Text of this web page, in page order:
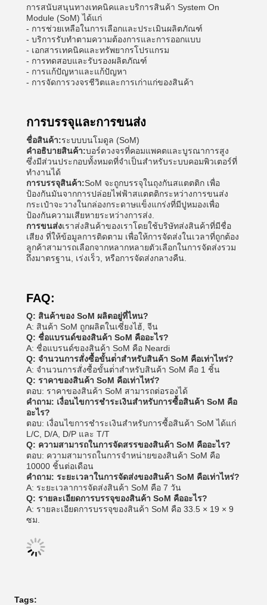
การสนับสนุนทางเทคนิคและบริการสินค้า System On
Module (SoM) ได้แก่
- การช่วยเหลือในการเลือกและประเมินผลิตภัณฑ์
- บริการรับทําตามความต้องการและการออกแบบ
- เอกสารเทคนิคและทรัพยากรโปรแกรม
- การทดสอบและรับรองผลิตภัณฑ์
- การแก้ปัญหาและแก้ปัญหา
- การจัดการวงจรชีวิตและการเก่าแก่ของสินค้า
การบรรจุและการขนส่ง
ชื่อสินค้า:ระบบบนโมดูล (SoM)
คําอธิบายสินค้า:บอร์ดวงจรที่คอมแพคตและบูรณาการสูง
ซึ่งมีส่วนประกอบทั้งหมดที่จําเป็นสําหรับระบบคอมพิวเตอร์ที่
ทํางานได้
การบรรจุสินค้า:SoM จะถูกบรรจุในถุงกันสแตตติก เพื่อ
ป้องกันมันจากการปล่อยไฟฟ้าสแตตติกระหว่างการขนส่ง
กระเป๋าจะวางในกล่องกระดาษแข็งแกร่งที่มีปูหมองเพื่อ
ป้องกันความเสียหายระหว่างการส่ง.
การขนส่งเราส่งสินค้าของเราโดยใช้บริษัทส่งสินค้าที่มีชื่อ
เสียง ที่ให้ข้อมูลการติดตาม เพื่อให้การจัดส่งในเวลาที่ถูกต้อง
ลูกค้าสามารถเลือกจากหลากหลายตัวเลือกในการจัดส่งรวม
ถึงมาตรฐาน, เร่งเร็ว, หรือการจัดส่งกลางคืน.
FAQ:
Q: สินค้าของ SoM ผลิตอยู่ที่ไหน?
A: สินค้า SoM ถูกผลิตในเซี่ยงไฮ้, จีน
Q: ชื่อแบรนด์ของสินค้า SoM คืออะไร?
A: ชื่อแบรนด์ของสินค้า SoM คือ Neardi
Q: จํานวนการสั่งซื้อขั้นต่ําสําหรับสินค้า SoM คือเท่าไหร่?
A: จํานวนการสั่งซื้อขั้นต่ําสําหรับสินค้า SoM คือ 1 ชิ้น
Q: ราคาของสินค้า SoM คือเท่าไหร่?
ตอบ: ราคาของสินค้า SoM สามารถต่อรองได้
คําถาม: เงื่อนไขการชําระเงินสําหรับการซื้อสินค้า SoM คือ
อะไร?
ตอบ: เงื่อนไขการชําระเงินสําหรับการซื้อสินค้า SoM ได้แก่
L/C, D/A, D/P และ T/T
Q: ความสามารถในการจัดสรรของสินค้า SoM คืออะไร?
ตอบ: ความสามารถในการจําหน่ายของสินค้า SoM คือ
10000 ชิ้นต่อเดือน
คําถาม: ระยะเวลาในการจัดส่งของสินค้า SoM คือเท่าไหร่?
A: ระยะเวลาการจัดส่งสินค้า SoM คือ 7 วัน
Q: รายละเอียดการบรรจุของสินค้า SoM คืออะไร?
A: รายละเอียดการบรรจุของสินค้า SoM คือ 33.5 × 19 × 9
ซม.
Tags: